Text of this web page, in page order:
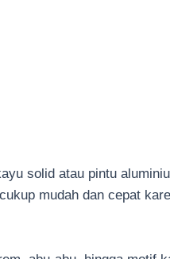
solid atau pintu
mudah dan cepat